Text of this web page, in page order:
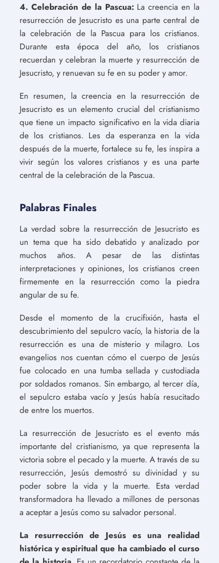
4. Celebración de la Pascua:La creencia en la
resurrección de Jesucristo es una parte central de
la celebración de la Pascua para los cristianos.
Durante esta época del año, los cristianos
recuerdan y celebran la muerte y resurrección de
Jesucristo, y renuevan su fe en su poder y amor.
En resumen, la creencia en la resurrección de
Jesucristo es un elemento crucial del cristianismo
que tiene un impacto significativo en la vida diaria
de los cristianos. Les da esperanza en la vida
después de la muerte, fortalece su fe, les inspira a
vivir según los valores cristianos y es una parte
central de la celebración de la Pascua.
Palabras Finales
La verdad sobre la resurrección de Jesucristo es
un tema que ha sido debatido y analizado por
muchos años. A pesar de las distintas
interpretaciones y opiniones, los cristianos creen
firmemente en la resurrección como la piedra
angular de su fe.
Desde el momento de la crucifixión, hasta el
descubrimiento del sepulcro vacío, la historia de la
resurrección es una de misterio y milagro. Los
evangelios nos cuentan cómo el cuerpo de Jesús
fue colocado en una tumba sellada y custodiada
por soldados romanos. Sin embargo, al tercer día,
el sepulcro estaba vacío y Jesús había resucitado
de entre los muertos.
La resurrección de Jesucristo es el evento más
importante del cristianismo, ya que representa la
victoria sobre el pecado y la muerte. A través de su
resurrección, Jesús demostró su divinidad y su
poder sobre la vida y la muerte. Esta verdad
transformadora ha llevado a millones de personas
a aceptar a Jesús como su salvador personal.
La resurrección de Jesús es una realidad
histórica y espiritual que ha cambiado el curso